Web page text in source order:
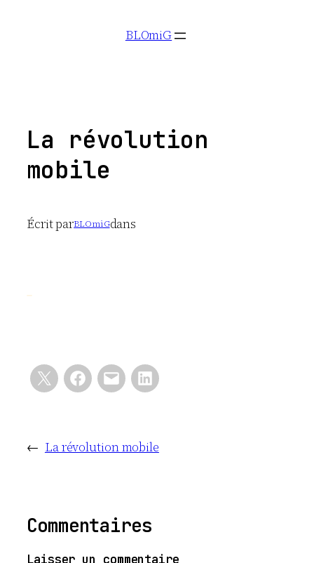
BLOmiG
La révolution
mobile
Écrit parBLOmiGdans
← La révolution mobile
Commentaires
Laisser un commentaire